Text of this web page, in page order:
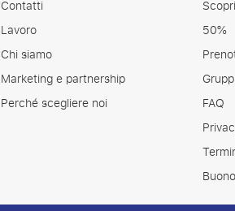
Contatti
Lavoro
Chi siamo
Marketing e partnership
Perché scegliere noi
50%
FAQ